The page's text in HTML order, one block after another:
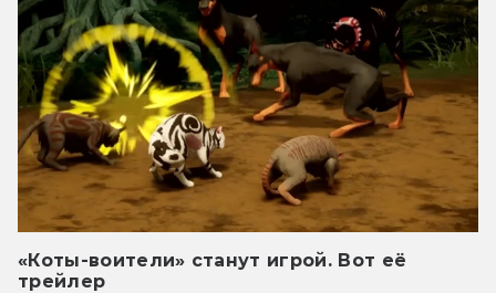
«Коты-воители» станут игрой. Вот её
трейлер